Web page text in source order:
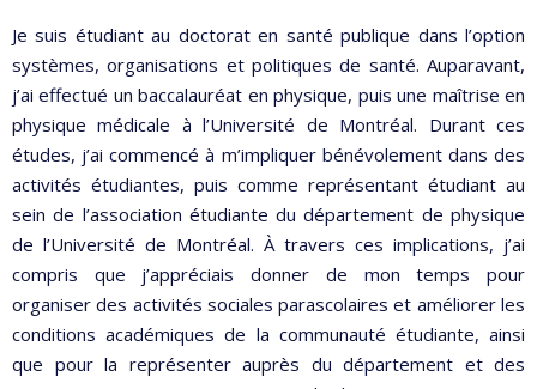
Je suis étudiant au doctorat en santé publique dans l’option
systèmes, organisations et politiques de santé. Auparavant,
j’ai effectué un baccalauréat en physique, puis une maîtrise en
physique médicale à l’Université de Montréal. Durant ces
études, j’ai commencé à m’impliquer bénévolement dans des
activités étudiantes, puis comme représentant étudiant au
sein de l’association étudiante du département de physique
de l’Université de Montréal. À travers ces implications, j’ai
compris que j’appréciais donner de mon temps pour
organiser des activités sociales parascolaires et améliorer les
conditions académiques de la communauté étudiante, ainsi
que pour la représenter auprès du département et des